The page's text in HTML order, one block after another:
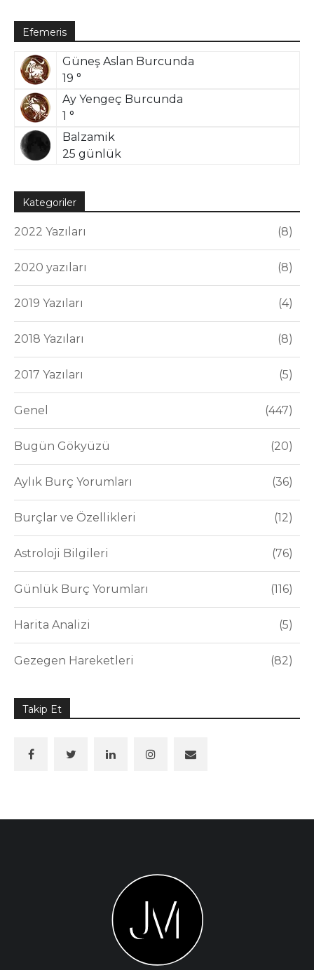
Efemeris
Güneş Aslan Burcunda
19 °
Ay Yengeç Burcunda
1 °
Balzamik
25 günlük
Kategoriler
2022 Yazıları 8
2020 yazıları 8
2019 Yazıları 4
2018 Yazıları 8
2017 Yazıları 5
Genel 447
Bugün Gökyüzü 20
Aylık Burç Yorumları 36
Burçlar ve Özellikleri 12
Astroloji Bilgileri 76
Günlük Burç Yorumları 116
Harita Analizi 5
Gezegen Hareketleri 82
Takip Et